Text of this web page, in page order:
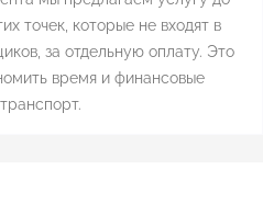
точек, которые не входят в
за отдельную оплату. Это
время и финансовые